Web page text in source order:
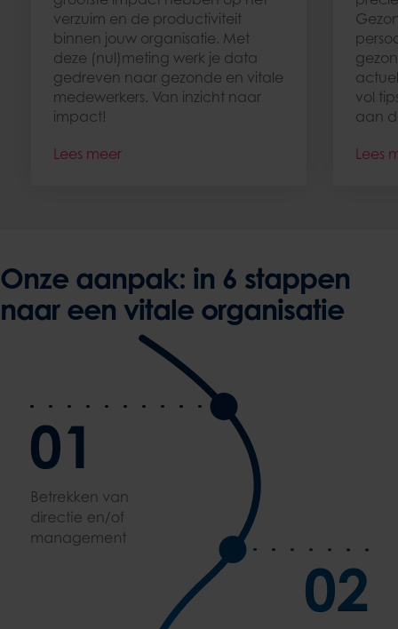
verzuim en de productiviteit
binnen jouw organisatie. Met
deze (nul)meting werk je data
gedreven naar gezonde en vitale
medewerkers. Van inzicht naar
impact!
Lees meer
vol
aan
Lees
Onze aanpak: in 6 stappen
naar een vitale organisatie